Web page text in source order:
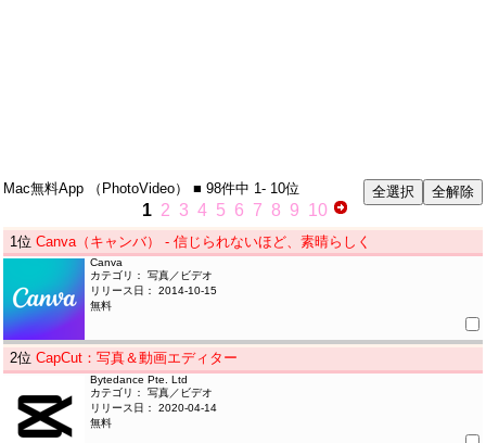
Mac無料App （PhotoVideo） ■ 98件中 1- 10位
1 2 3 4 5 6 7 8 9 10
1位Canva（キャンバ） - 信じられないほど、素晴らしく
Canva
カテゴリ： 写真／ビデオ
リリース日： 2014-10-15
無料
2位CapCut：写真＆動画エディター
Bytedance Pte. Ltd
カテゴリ： 写真／ビデオ
リリース日： 2020-04-14
無料